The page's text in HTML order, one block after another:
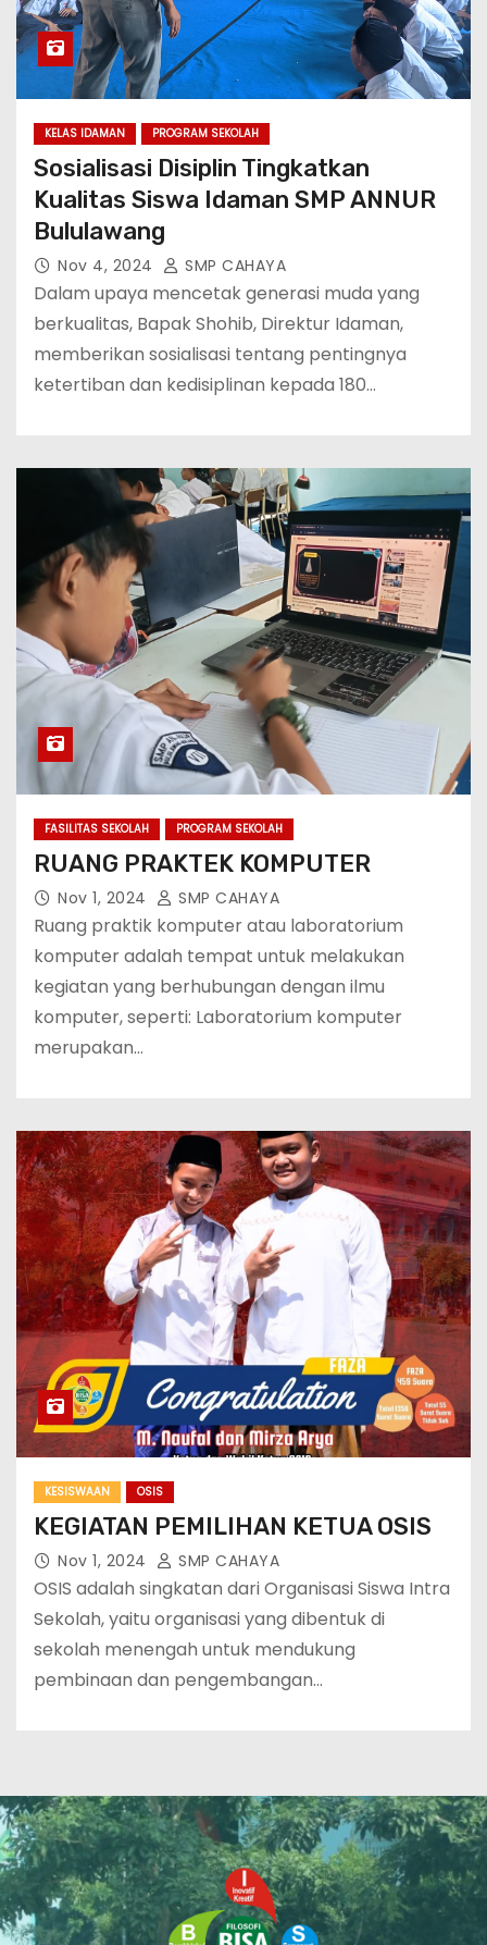
KELAS IDAMAN PROGRAM SEKOLAH
Sosialisasi Disiplin Tingkatkan
Kualitas Siswa Idaman SMP ANNUR
Bululawang
Nov 4, 2024 SMP CAHAYA
Dalam upaya mencetak generasi muda yang
berkualitas, Bapak Shohib, Direktur Idaman,
memberikan sosialisasi tentang pentingnya
ketertiban dan kedisiplinan kepada 180…
FASILITAS SEKOLAH PROGRAM SEKOLAH
RUANG PRAKTEK KOMPUTER
Nov 1, 2024 SMP CAHAYA
Ruang praktik komputer atau laboratorium
komputer adalah tempat untuk melakukan
kegiatan yang berhubungan dengan ilmu
komputer, seperti: Laboratorium komputer
merupakan…
KESISWAAN OSIS
KEGIATAN PEMILIHAN KETUA OSIS
Nov 1, 2024 SMP CAHAYA
OSIS adalah singkatan dari Organisasi Siswa Intra
Sekolah, yaitu organisasi yang dibentuk di
sekolah menengah untuk mendukung
pembinaan dan pengembangan…